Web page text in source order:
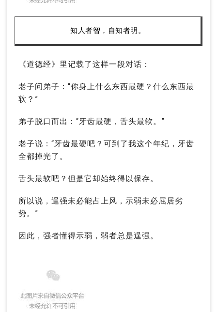
知人者智，自知者明。
《道德经》里记载了这样一段对话：
老子问弟子：“你身上什么东西最硬？什么东西最
软？”
弟子脱口而出：“牙齿最硬，舌头最软。”
老子说：“牙齿最硬吧？可到了我这个年纪，牙齿
全都掉光了。
舌头最软吧？但是它却始终得以保存。
所以说，逞强未必能占上风，示弱未必屈居劣
势。”
因此，强者懂得示弱，弱者总是逞强。